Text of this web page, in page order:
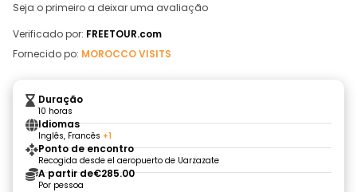
Seja o primeiro a deixar uma avaliação
Verificado por: FREETOUR.com
Fornecido po: MOROCCO VISITS
Duração
10 horas
Idiomas
Inglês, Francês +1
Ponto de encontro
Recogida desde el aeropuerto de Uarzazate
A partir de€285.00
Por pessoa